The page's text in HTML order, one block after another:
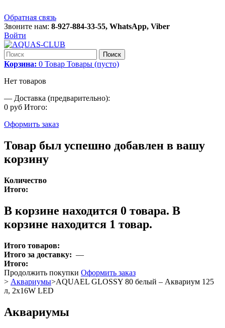
Обратная связь
Звоните нам: 8-927-884-33-55, WhatsApp, Viber
Войти
Поиск
Корзина: 0 Товар Товары (пусто)
Нет товаров
— Доставка (предварительно):
0 руб Итого:
Оформить заказ
Товар был успешно добавлен в вашу
корзину
Количество
Итого:
В корзине находится 0 товара. В
корзине находится 1 товар.
Итого товаров:
Итого за доставку: —
Итого:
Продолжить покупки Оформить заказ
> Аквариумы>AQUAEL GLOSSY 80 белый – Аквариум 125
л, 2x16W LED
Аквариумы